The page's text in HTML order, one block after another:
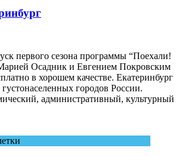
первого сезона программы “Поехали!
Осадник и Евгением Покровским
в хорошем качестве. Екатеринбург
городов России.
административный, культурный